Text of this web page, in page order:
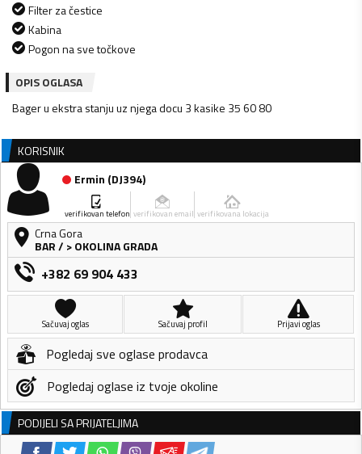
Filter za čestice
Kabina
Pogon na sve točkove
OPIS OGLASA
Bager u ekstra stanju uz njega docu 3 kasike 35 60 80
KORISNIK
Ermin (DJ394)
verifikovan telefon verifikovan email verifikovana lokacija
Crna Gora
BAR/ > OKOLINA GRADA
+382 69 904 433
Sačuvaj oglas Sačuvaj profil Prijavi oglas
Pogledaj sve oglase prodavca
Pogledaj oglase iz tvoje okoline
PODIJELI SA PRIJATELJIMA